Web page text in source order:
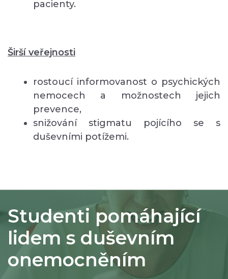
pacienty.
Širší veřejnosti
rostoucí informovanost o psychických
nemocech a možnostech jejich
prevence,
snižování stigmatu pojícího se s
duševními potížemi.
Studenti pomáhající
lidem s duševním
onemocněním